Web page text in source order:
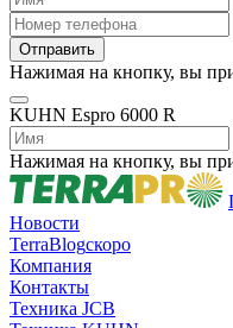
Нажимая на кнопку, вы
KUHN Espro 6000 R
Нажимая на кнопку, вы
Новости
TerraBlogскоро
Компания
Контакты
Техника JCB